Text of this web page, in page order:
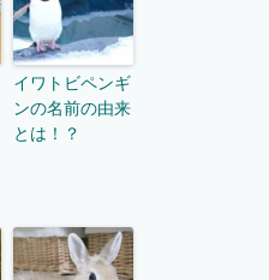
イワトビペンギ
ンの名前の由来
とは！？